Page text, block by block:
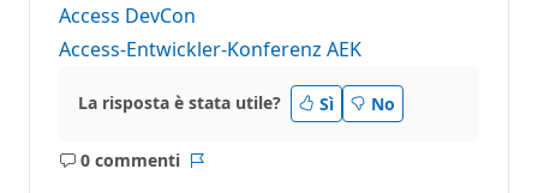
Access DevCon
Access-Entwickler-Konferenz AEK
La risposta è stata utile? Sì No
0 commenti
Nessun